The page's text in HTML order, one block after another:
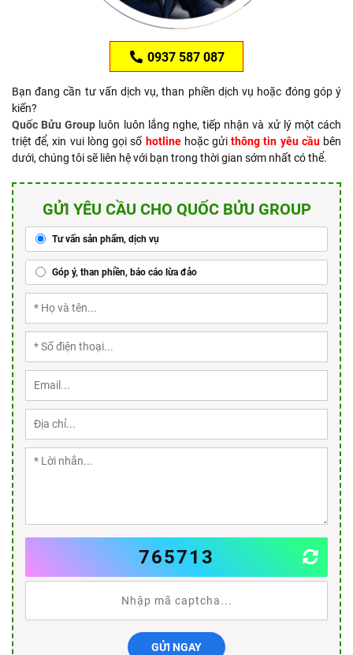
0937 587 087
Bạn đang cần tư vấn dịch vụ, than phiền dịch vụ hoặc đóng góp ý
kiến?
Quốc Bửu Group luôn luôn lắng nghe, tiếp nhận và xử lý một cách
triệt để, xin vui lòng gọi số hotlinehoặc gửithông tin yêu cầubên
dưới, chúng tôi sẽ liên hệ với bạn trong thời gian sớm nhất có thể.
GỬI YÊU CẦU CHO QUỐC BỬU GROUP
Tư vấn sản phẩm, dịch vụ
Góp ý, than phiền, báo cáo lừa đảo
765713
GỬI NGAY